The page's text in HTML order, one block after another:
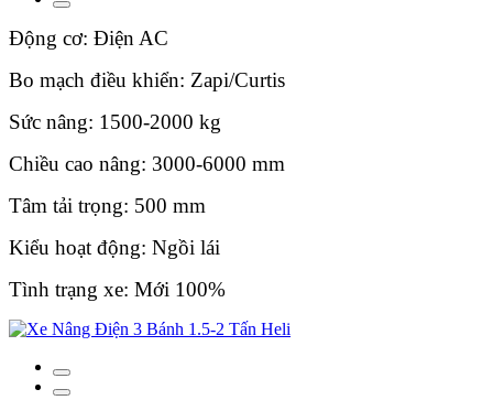
Động cơ: Điện AC
Bo mạch điều khiển: Zapi/Curtis
Sức nâng: 1500-2000 kg
Chiều cao nâng: 3000-6000 mm
Tâm tải trọng: 500 mm
Kiểu hoạt động: Ngồi lái
Tình trạng xe: Mới 100%